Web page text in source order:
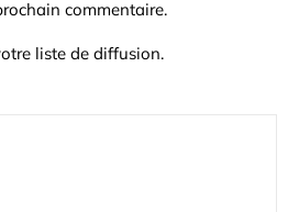
commentaire.
liste de diffusion.